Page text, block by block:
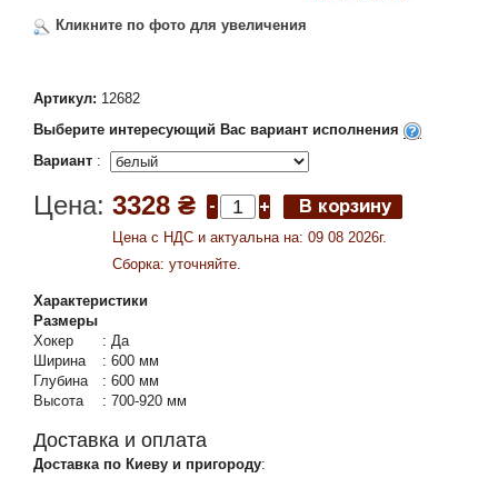
Кликните по фото для увеличения
Артикул: 12682
Выберите интересующий Вас вариант исполнения
Вариант :
Цена: 3328 ₴
Цена c НДС и актуальна на: 09 08 2026г.
Сборка: уточняйте.
Характеристики
Размеры
Хокер
: Да
Ширина
: 600 мм
Глубина
: 600 мм
Высота
: 700-920 мм
Доставка и оплата
Доставка по Киеву и пригороду: